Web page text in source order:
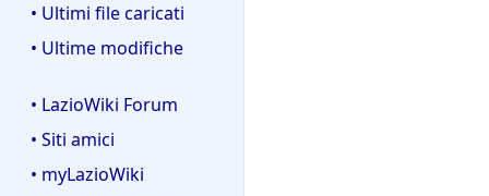
• Ultimi file caricati
• Ultime modifiche
• LazioWiki Forum
• Siti amici
• myLazioWiki